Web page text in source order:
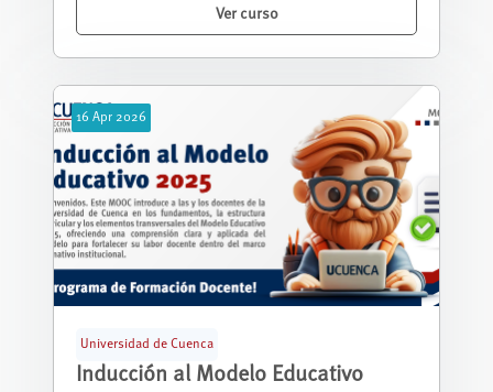
Ver curso
16 Apr 2026
Universidad de Cuenca
Inducción al Modelo Educativo